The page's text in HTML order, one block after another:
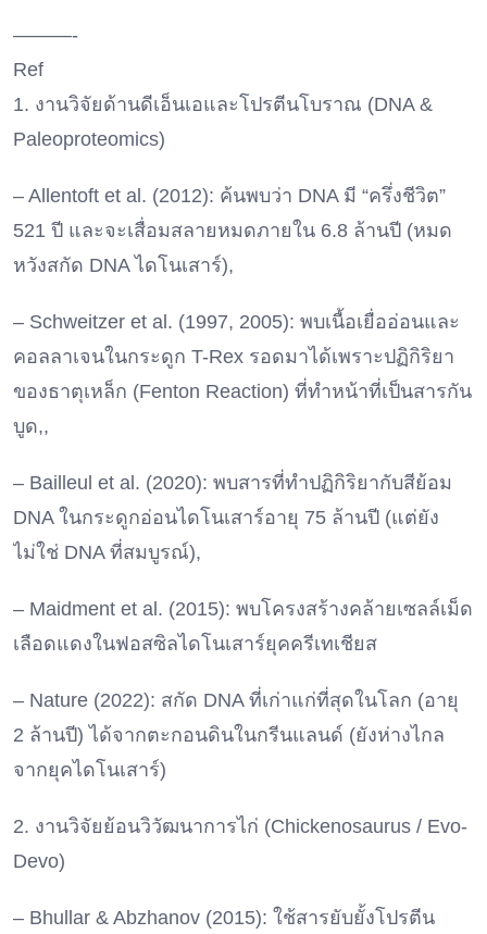
———-
Ref
1. งานวิจัยด้านดีเอ็นเอและโปรตีนโบราณ (DNA &
Paleoproteomics)
– Allentoft et al. (2012): ค้นพบว่า DNA มี “ครึ่งชีวิต”
521 ปี และจะเสื่อมสลายหมดภายใน 6.8 ล้านปี (หมด
หวังสกัด DNA ไดโนเสาร์),
– Schweitzer et al. (1997, 2005): พบเนื้อเยื่ออ่อนและ
คอลลาเจนในกระดูก T-Rex รอดมาได้เพราะปฏิกิริยา
ของธาตุเหล็ก (Fenton Reaction) ที่ทำหน้าที่เป็นสารกัน
บูด,,
– Bailleul et al. (2020): พบสารที่ทำปฏิกิริยากับสีย้อม
DNA ในกระดูกอ่อนไดโนเสาร์อายุ 75 ล้านปี (แต่ยัง
ไม่ใช่ DNA ที่สมบูรณ์),
– Maidment et al. (2015): พบโครงสร้างคล้ายเซลล์เม็ด
เลือดแดงในฟอสซิลไดโนเสาร์ยุคครีเทเชียส
– Nature (2022): สกัด DNA ที่เก่าแก่ที่สุดในโลก (อายุ
2 ล้านปี) ได้จากตะกอนดินในกรีนแลนด์ (ยังห่างไกล
จากยุคไดโนเสาร์)
2. งานวิจัยย้อนวิวัฒนาการไก่ (Chickenosaurus / Evo-
Devo)
– Bhullar & Abzhanov (2015): ใช้สารยับยั้งโปรตีน